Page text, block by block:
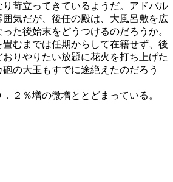
り苛立ってきているようだ。アドバル
気だが、後任の殿は、大風呂敷を広
た後始末をどうつけるのだろうか。
むまでは任期からして在籍せず、後
りやりたい放題に花火を打ち上げた
の大玉もすでに途絶えたのだろう
２％増の微増ととどまっている。